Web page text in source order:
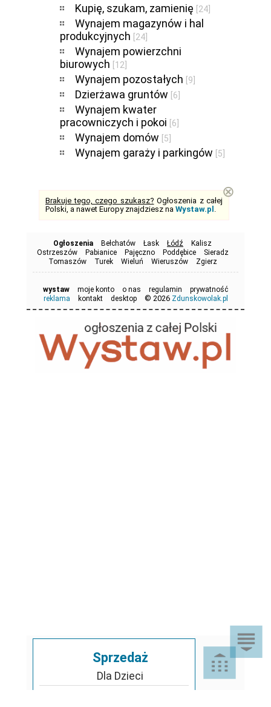
Kupię, szukam, zamienię [24]
Wynajem magazynów i hal
produkcyjnych
[24]
Wynajem powierzchni
biurowych
[12]
Wynajem pozostałych [9]
Dzierżawa gruntów [6]
Wynajem kwater
pracowniczych i pokoi
[6]
Wynajem domów [5]
Wynajem garaży i parkingów [5]
Brakuje tego, czego szukasz? Ogłoszenia z całej
Polski, a nawet Europy znajdziesz na Wystaw.pl .
⊗
Ogłoszenia Bełchatów Łask Łódź
Kalisz
Ostrzeszów
Pabianice Pajęczno Poddębice
Sieradz
Tomaszów
Turek Wieluń Wieruszów Zgierz
wystaw moje konto o nas regulamin
prywatność
reklama
kontakt desktop © 2026 Zdunskowolak.pl
Sprzedaż
Dla Dzieci